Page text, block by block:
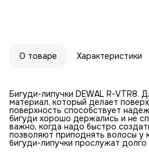
О товаре Характеристики
Бигуди-липучки DEWAL R-VTR8.
материал, который делает
поверхность способствует
бигуди хорошо держались и не
важно, когда надо быстро
позволяют приподнять волосы у
бигуди-липучки прослужат